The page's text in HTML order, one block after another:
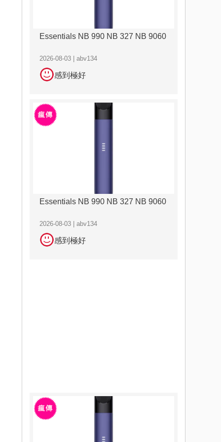
Essentials NB 990 NB 327 NB 9060
2026-08-03 | abv134
感到極好
Essentials NB 990 NB 327 NB 9060
2026-08-03 | abv134
感到極好